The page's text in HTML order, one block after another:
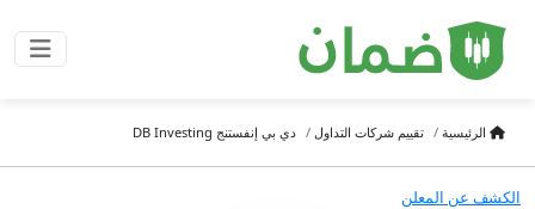
الرئيسية تقييم شركات التداول دي بي إنفستنج DB Investing
الكشف عن المعلن